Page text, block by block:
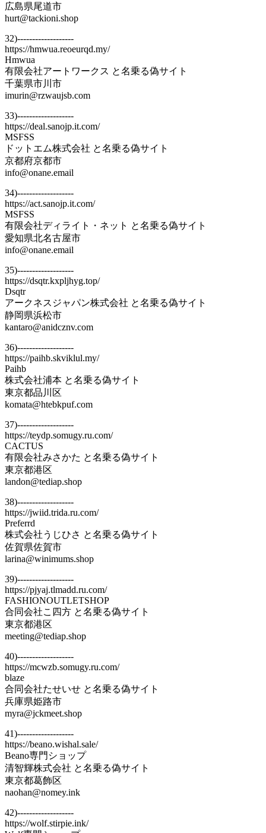
広島県尾道市
hurt@tackioni.shop
32)-------------------
https://hmwua.reoeurqd.my/
Hmwua
有限会社アートワークス と名乗る偽サイト
千葉県市川市
imurin@rzwaujsb.com
33)-------------------
https://deal.sanojp.it.com/
MSFSS
ドットエム株式会社 と名乗る偽サイト
京都府京都市
info@onane.email
34)-------------------
https://act.sanojp.it.com/
MSFSS
有限会社ディライト・ネット と名乗る偽サイト
愛知県北名古屋市
info@onane.email
35)-------------------
https://dsqtr.kxpljhyg.top/
Dsqtr
アークネスジャパン株式会社 と名乗る偽サイト
静岡県浜松市
kantaro@anidcznv.com
36)-------------------
https://paihb.skviklul.my/
Paihb
株式会社浦本 と名乗る偽サイト
東京都品川区
komata@htebkpuf.com
37)-------------------
https://teydp.somugy.ru.com/
CACTUS
有限会社みさかた と名乗る偽サイト
東京都港区
landon@tediap.shop
38)-------------------
https://jwiid.trida.ru.com/
Preferrd
株式会社うじひさ と名乗る偽サイト
佐賀県佐賀市
larina@winimums.shop
39)-------------------
https://pjyaj.tlmadd.ru.com/
FASHIONOUTLETSHOP
合同会社こ四方 と名乗る偽サイト
東京都港区
meeting@tediap.shop
40)-------------------
https://mcwzb.somugy.ru.com/
blaze
合同会社たせいせ と名乗る偽サイト
兵庫県姫路市
myra@jckmeet.shop
41)-------------------
https://beano.wishal.sale/
Beano専門ショップ
清智輝株式会社 と名乗る偽サイト
東京都葛飾区
naohan@nomey.ink
42)-------------------
https://wolf.stirpie.ink/